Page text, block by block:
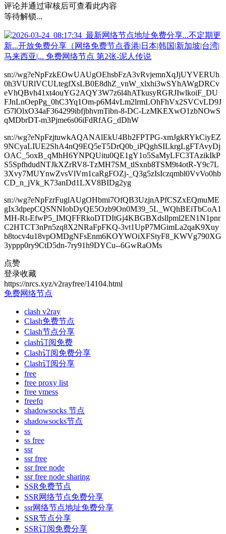
评论并通过审核后可查看此内容
等待解锁...
sn://wg?eNpFzkEOwUAUgOEhsbFzA3vRvjemnXqJjUYVERUh
0h3VURlVCULtegfXsLB0E8dhZ_vnW_xlxhi3wSYhAWgDRCv
eVhQBvh41xt4ouYG2AQY3W7z6l4hATkusyRGRJIwlkoiF_DU
FJnLnOepPg_0hC3Yq1Om-p6M4vLm2lrmLOhFhVx2SVCvLD9J
t57lOlxO34aF364299ibfjbhvmTibn-8-DC-LzMKEXwO1zbNOwS
qMDbrDT-m3Pjme6s06iFdRfAG_dDhW
sn://wg?eNpFzjtuwkAQANAlEkU4Bb2FPTPG-xmJgkRYkCiyEZ
9NCyaLIUE2ShA4nQ9EQ5eT5DrQ0b_iPQghSILkrgLgFTAvyDj
OAC_5oxB_qMhH6YNPQUitu0QE1gY1o5SaMyLFC3TAzikIkP
S5SpfhdudNTJkXZrRV8-TzMH7SM_tlSxnb8TSM9t4otR-Y9c7L
3Xvy7MUYnwZvsVlVm1caRgFOZj-_Q3g5zIsIczqmbl0VvVo0hb
CD_n_jVk_K73anDd1LXV8BIDg2yg
sn://wg?eNpFzrFuglAUgOHbmi7OfQB3UzjnAPfCSZxEQmuME
gIx3dpepCQSNNIobDyQE5Ozb9On0M39_5L_WQhBEiTbCoA1
MH-Rt-EfwP5_IMQFFRkoDTDItGj4KBGBXdsllpml2EN1N1pnr
C2HTCT3nPn5zq8X2NRaFpFKQ-3vt1UpP7MGimLa2qaK9Xuy
b8tocv4u18vpOMDgNFsEnm6KOYWOiXFStyF8_KWVg790XG
3yppp0ry9CtD5dn-7ry91h9DYCu--6GwRaOMs
点赞
登录收藏
https://nrcs.xyz/v2rayfree/14104.html
免费网络节点
clash v2ray
Clash免费节点
Clash节点分享
clash订阅免费
Clash订阅免费分享
Clash订阅分享
free
free proxy list
free vmess
freefq
shadowsocks 节点
shadowsocks节点
ss
ss free
ssr
ssr free
ssr free node
ssr free node sharing
SSR免费节点
SSR网络节点免费分享
ssr网络节点地址免费分享
SSR节点分享
SSR订阅免费分享